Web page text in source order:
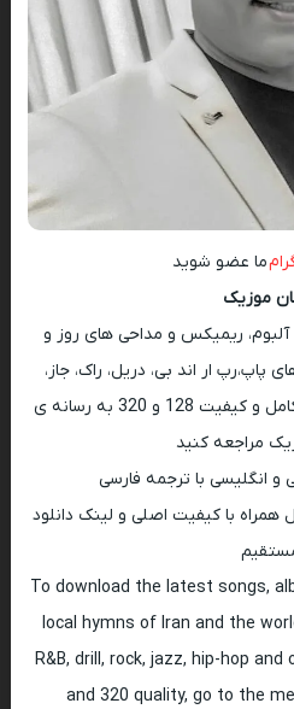
ما عضو شوید
موزیک
آلبوم، ریمیکس و مداحی های روز و
ار اند بی، دریل، راک، جاز،
هیپ هاپ و اپرا همراه با متن کامل و کیفیت 128 و 320 به رسانه ی
مراجعه کنید
و انگلیسی با ترجمه فارسی
همراه با کیفیت اصلی و لینک دانلود
To download the latest songs,
local hymns of Iran and the
R&B, drill, rock, jazz, hip-hop
and 320 quality, go to the